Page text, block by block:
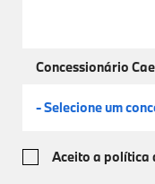
Concessionário
- Selecione um
Aceito a política